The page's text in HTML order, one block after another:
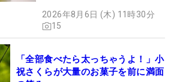
2026年8月6日 (木) 11時30分
15
「全部食べたら太っちゃうよ！」小
祝さくらが大量のお菓子を前に満面